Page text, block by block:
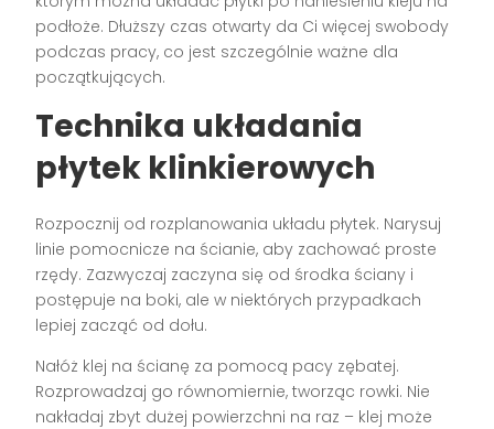
podłoże. Dłuższy czas otwarty da Ci więcej swobody
podczas pracy, co jest szczególnie ważne dla
początkujących.
Technika układania
płytek klinkierowych
Rozpocznij od rozplanowania układu płytek. Narysuj
linie pomocnicze na ścianie, aby zachować proste
rzędy. Zazwyczaj zaczyna się od środka ściany i
postępuje na boki, ale w niektórych przypadkach
lepiej zacząć od dołu.
Nałóż klej na ścianę za pomocą pacy zębatej.
Rozprowadzaj go równomiernie, tworząc rowki. Nie
nakładaj zbyt dużej powierzchni na raz – klej może